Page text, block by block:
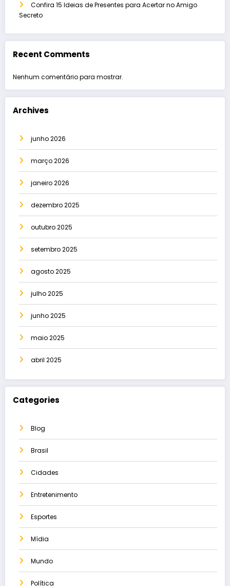
Confira 15 Ideias de Presentes para Acertar no Amigo
Secreto
Recent Comments
Nenhum comentário para mostrar.
Archives
junho 2026
março 2026
janeiro 2026
dezembro 2025
outubro 2025
setembro 2025
agosto 2025
julho 2025
junho 2025
maio 2025
abril 2025
Categories
Blog
Brasil
Cidades
Entretenimento
Esportes
Mídia
Mundo
Política